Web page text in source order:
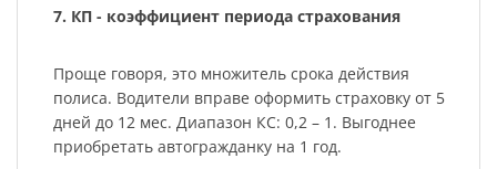
7. КП - коэффициент периода страхования
Проще говоря, это множитель срока действия
полиса. Водители вправе оформить страховку от 5
дней до 12 мес. Диапазон КС: 0,2 – 1. Выгоднее
приобретать автогражданку на 1 год.